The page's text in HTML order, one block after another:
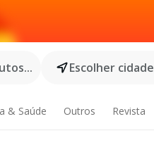
Escolher cidade
& Saúde Outros Revista